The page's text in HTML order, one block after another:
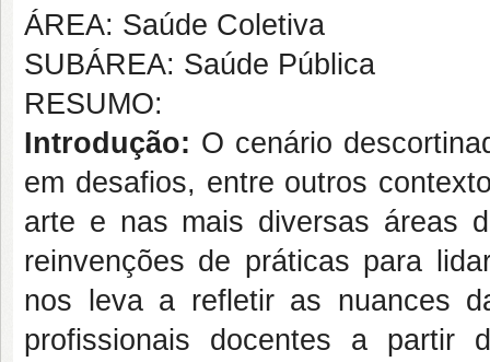
ÁREA: Saúde Coletiva
SUBÁREA: Saúde Pública
RESUMO:
Introdução: O cenário
em desafios, entre outros
arte e nas mais diversas áreas
reinvenções de práticas para
nos leva a refletir as nuances
profissionais docentes a partir